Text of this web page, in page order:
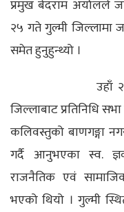
प्रमुख बेदराम अर्यालले
२५ गते गुल्मी जिल्लामा
समेत हुनुहुन्थ्यो ।
उहाँ २०४८
जिल्लाबाट प्रतिनिधि
कलिवस्तुको बाणगङ्गा
गर्दै आनुभएका स्व.
राजनैतिक एवं
भएको थियो । गुल्मी